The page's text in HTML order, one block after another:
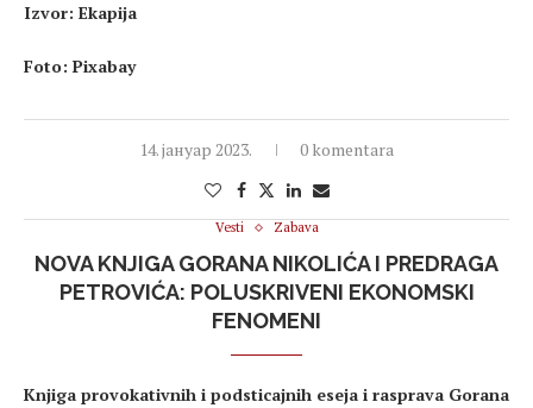
Izvor: Ekapija
Foto: Pixabay
14. јануар 2023. 0 komentara
Vesti Zabava
NOVA KNJIGA GORANA NIKOLIĆA I PREDRAGA
PETROVIĆA: POLUSKRIVENI EKONOMSKI
FENOMENI
Knjiga provokativnih i podsticajnih eseja i rasprava Gorana